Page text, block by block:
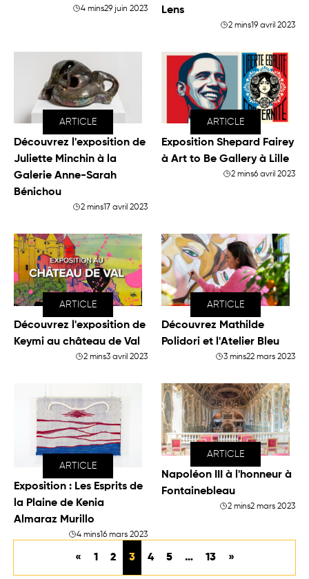
4 mins29 juin 2023
Lens
2 mins19 avril 2023
ARTICLE
Découvrez l'exposition de
Juliette Minchin à la
Galerie Anne-Sarah
Bénichou
2 mins 17 avril 2023
ARTICLE
Exposition Shepard Fairey
à Art to Be Gallery à Lille
2 mins6 avril 2023
ARTICLE
Découvrez l'exposition de
Keymi au château de Val
2 mins3 avril 2023
ARTICLE
Découvrez Mathilde
Polidori et l'Atelier Bleu
3 mins22 mars 2023
ARTICLE
Exposition : Les Esprits de
la Plaine de Kenia
Almaraz Murillo
4 mins16 mars 2023
ARTICLE
Napoléon III à l'honneur à
Fontainebleau
2 mins2 mars 2023
« 1 2 3 4 5 … 13 »